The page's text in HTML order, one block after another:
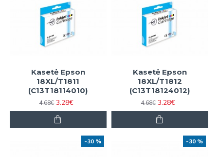
Kasetė Epson
18XL/T1811
(C13T18114010)
4.68€ 3.28€
Kasetė Epson
18XL/T1812
(C13T18124012)
4.68€ 3.28€
-30 % -30 %